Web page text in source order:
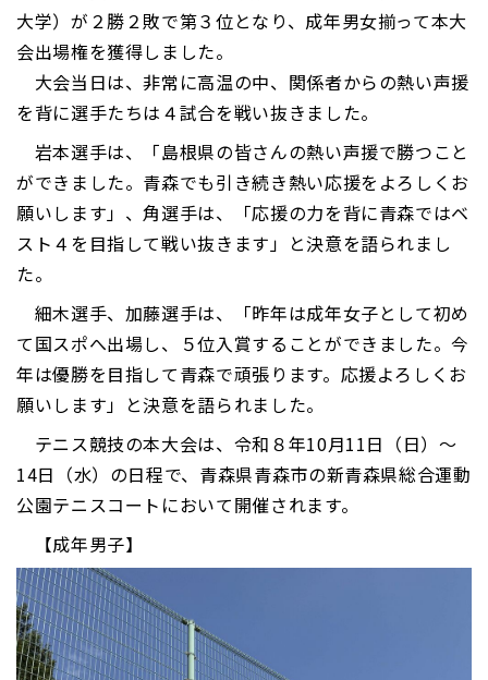
大学）が２勝２敗で第３位となり、成年男女揃って本大
会出場権を獲得しました。
大会当日は、非常に高温の中、関係者からの熱い声援
を背に選手たちは４試合を戦い抜きました。
岩本選手は、「島根県の皆さんの熱い声援で勝つこと
ができました。青森でも引き続き熱い応援をよろしくお
願いします」、角選手は、「応援の力を背に青森ではベ
スト４を目指して戦い抜きます」と決意を語られまし
た。
細木選手、加藤選手は、「昨年は成年女子として初め
て国スポへ出場し、５位入賞することができました。今
年は優勝を目指して青森で頑張ります。応援よろしくお
願いします」と決意を語られました。
テニス競技の本大会は、令和８年10月11日（日）～
14日（水）の日程で、青森県青森市の新青森県総合運動
公園テニスコートにおいて開催されます。
【成年男子】